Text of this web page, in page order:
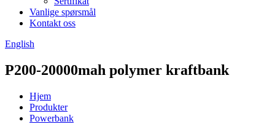
Vanlige spørsmål
Kontakt oss
English
P200-20000mah polymer kraftbank
Hjem
Produkter
Powerbank